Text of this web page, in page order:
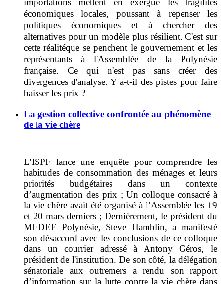
importations mettent en exergue les fragilités
économiques locales, poussant à repenser les
politiques économiques et à chercher des
alternatives pour un modèle plus résilient. C'est sur
cette réalitéque se penchent le gouvernement et les
représentants à l'Assemblée de la Polynésie
française. Ce qui n'est pas sans créer des
divergences d'analyse. Y a-t-il des pistes pour faire
baisser les prix ?
La gestion collective confrontée au phénomène
de la vie chère
L’ISPF lance une enquête pour comprendre les
habitudes de consommation des ménages et leurs
priorités budgétaires dans un contexte
d’augmentation des prix ; Un colloque consacré à
la vie chère avait été organisé à l’Assemblée les 19
et 20 mars derniers ; Dernièrement, le président du
MEDEF Polynésie, Steve Hamblin, a manifesté
son désaccord avec les conclusions de ce colloque
dans un courrier adressé à Antony Géros, le
président de l'institution. De son côté, la délégation
sénatoriale aux outremers a rendu son rapport
d’information sur la lutte contre la vie chère dans